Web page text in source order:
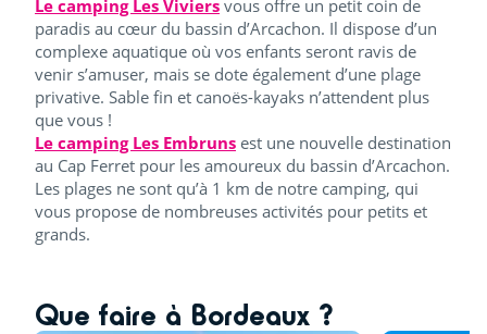
Le camping Les Viviers vous offre un petit coin de
paradis au cœur du bassin d’Arcachon. Il dispose d’un
complexe aquatique où vos enfants seront ravis de
venir s’amuser, mais se dote également d’une plage
privative. Sable fin et canoës-kayaks n’attendent plus
que vous !
Le camping Les Embruns est une nouvelle destination
au Cap Ferret pour les amoureux du bassin d’Arcachon.
Les plages ne sont qu’à 1 km de notre camping, qui
vous propose de nombreuses activités pour petits et
grands.
Que faire à Bordeaux ?